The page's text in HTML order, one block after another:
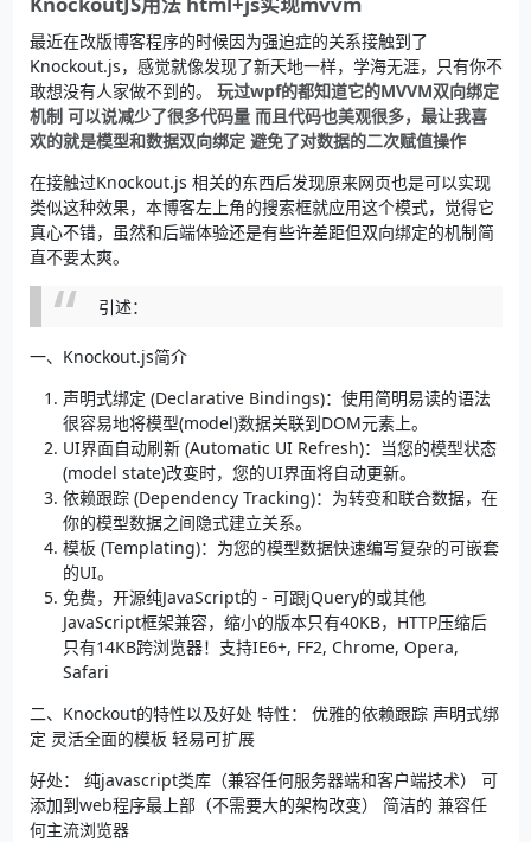
最近在改版博客程序的时候因为强迫症的关系接触到了
Knockout.js，感觉就像发现了新天地一样，学海无涯，只有你不
敢想没有人家做不到的。 玩过wpf的都知道它的MVVM双向绑定
机制 可以说减少了很多代码量 而且代码也美观很多，最让我喜
欢的就是模型和数据双向绑定 避免了对数据的二次赋值操作
在接触过Knockout.js 相关的东西后发现原来网页也是可以实现
类似这种效果，本博客左上角的搜索框就应用这个模式，觉得它
真心不错，虽然和后端体验还是有些许差距但双向绑定的机制简
直不要太爽。
引述：
一、Knockout.js简介
声明式绑定 (Declarative Bindings)：使用简明易读的语法
很容易地将模型(model)数据关联到DOM元素上。
UI界面自动刷新 (Automatic UI Refresh)：当您的模型状态
(model state)改变时，您的UI界面将自动更新。
依赖跟踪 (Dependency Tracking)：为转变和联合数据，在
你的模型数据之间隐式建立关系。
模板 (Templating)：为您的模型数据快速编写复杂的可嵌套
的UI。
免费，开源纯JavaScript的 - 可跟jQuery的或其他
JavaScript框架兼容，缩小的版本只有40KB，HTTP压缩后
只有14KB跨浏览器！支持IE6+, FF2, Chrome, Opera,
Safari
二、Knockout的特性以及好处 特性： 优雅的依赖跟踪 声明式绑
定 灵活全面的模板 轻易可扩展
好处： 纯javascript类库（兼容任何服务器端和客户端技术） 可
添加到web程序最上部（不需要大的架构改变） 简洁的 兼容任
何主流浏览器